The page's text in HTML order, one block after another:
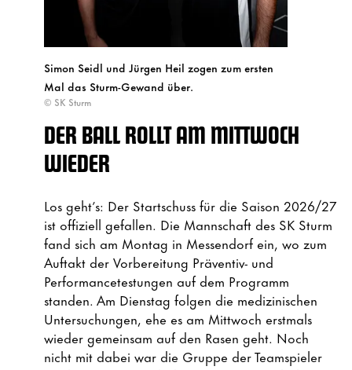
Simon Seidl und Jürgen Heil zogen zum ersten
Mal das Sturm-Gewand über.
© SK Sturm
DER BALL ROLLT AM MITTWOCH
WIEDER
Los geht’s: Der Startschuss für die Saison 2026/27
ist offiziell gefallen. Die Mannschaft des SK Sturm
fand sich am Montag in Messendorf ein, wo zum
Auftakt der Vorbereitung Präventiv- und
Performancetestungen auf dem Programm
standen. Am Dienstag folgen die medizinischen
Untersuchungen, ehe es am Mittwoch erstmals
wieder gemeinsam auf den Rasen geht. Noch
nicht mit dabei war die Gruppe der Teamspieler